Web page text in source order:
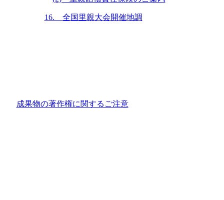
16. 全国里親大会開催地調
成果物の著作権に関するご注意